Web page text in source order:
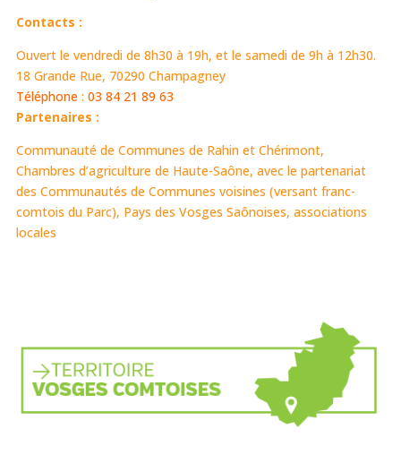
Contacts :
Ouvert le vendredide 8h30 à 19h, et le samedide 9h à 12h30.
18 Grande Rue, 70290 Champagney
Téléphone: 03 84 21 89 63
Partenaires :
Communauté de Communes de Rahin et Chérimont,
Chambres d’agriculture de Haute-Saône, avec le partenariat
des Communautés de Communes voisines (versant franc-
comtois du Parc), Pays des Vosges Saônoises, associations
locales